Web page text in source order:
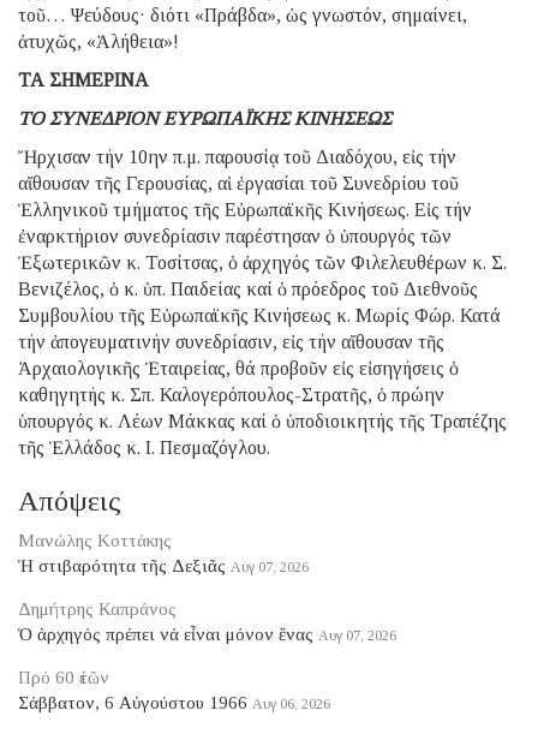
τοῦ… Ψεύδους· διότι «Πράβδα», ὡς γνωστόν, σημαίνει,
ἀτυχῶς, «Ἀλήθεια»!
ΤΑ ΣΗΜΕΡΙΝΑ
ΤΟ ΣΥΝΕΔΡΙΟΝ ΕΥΡΩΠΑΪΚΗΣ ΚΙΝΗΣΕΩΣ
Ἤρχισαν τήν 10ην π.μ. παρουσίᾳ τοῦ Διαδόχου, εἰς τήν
αἴθουσαν τῆς Γερουσίας, αἱ ἐργασίαι τοῦ Συνεδρίου τοῦ
Ἑλληνικοῦ τμήματος τῆς Εὐρωπαϊκῆς Κινήσεως. Εἰς τήν
ἐναρκτήριον συνεδρίασιν παρέστησαν ὁ ὑπουργός τῶν
Ἐξωτερικῶν κ. Τοσίτσας, ὁ ἀρχηγός τῶν Φιλελευθέρων κ. Σ.
Βενιζέλος, ὁ κ. ὑπ. Παιδείας καί ὁ πρόεδρος τοῦ Διεθνοῦς
Συμβουλίου τῆς Εὐρωπαϊκῆς Κινήσεως κ. Μωρίς Φώρ. Κατά
τήν ἀπογευματινήν συνεδρίασιν, εἰς τήν αἴθουσαν τῆς
Ἀρχαιολογικῆς Ἑταιρείας, θά προβοῦν εἰς εἰσηγήσεις ὁ
καθηγητής κ. Σπ. Καλογερόπουλος-Στρατῆς, ὁ πρώην
ὑπουργός κ. Λέων Μάκκας καί ὁ ὑποδιοικητής τῆς Τραπέζης
τῆς Ἑλλάδος κ. Ι. Πεσμαζόγλου.
Απόψεις
Μανώλης Κοττάκης
Ἡ στιβαρότητα τῆς Δεξιᾶς Αυγ 07, 2026
Δημήτρης Καπράνος
Ὁ ἀρχηγός πρέπει νά εἶναι μόνον ἕνας Αυγ 07, 2026
Πρό 60 ἐτῶν
Σάββατον, 6 Αὐγούστου 1966 Αυγ 06, 2026